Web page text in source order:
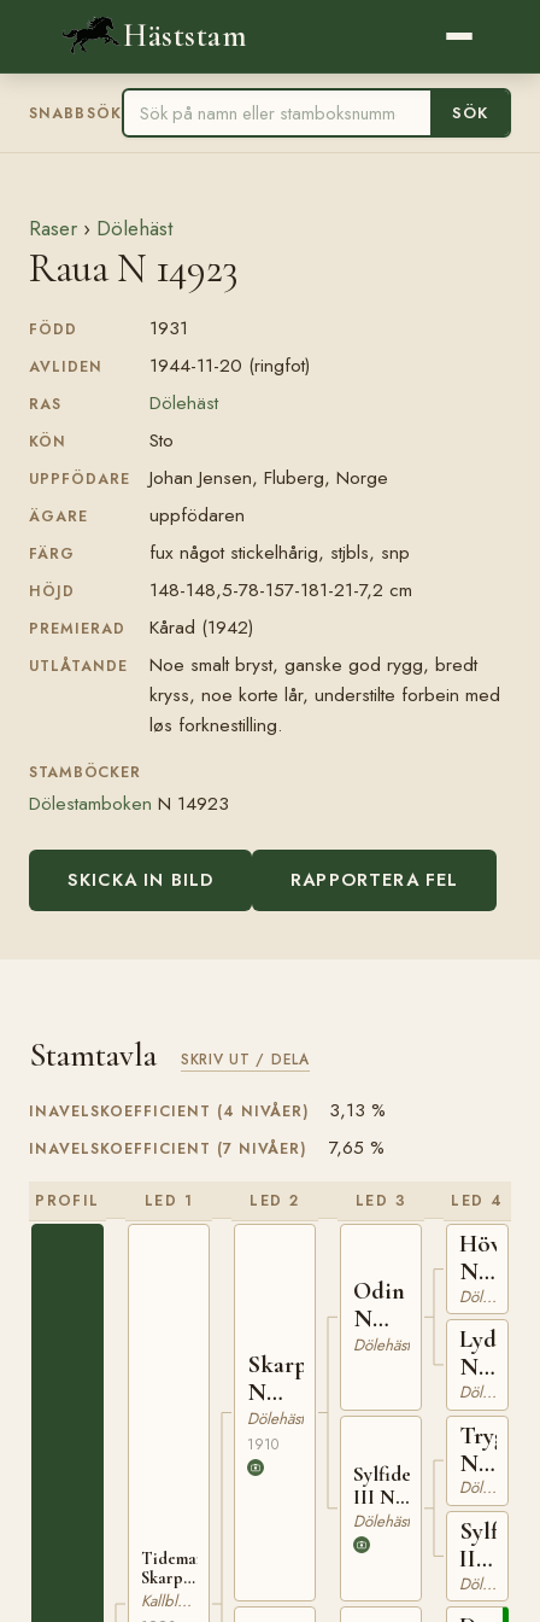
Häststam
SNABBSÖK SÖK
Raser › Dölehäst
Raua N 14923
FÖDD 1931
AVLIDEN 1944-11-20 (ringfot)
RAS Dölehäst
KÖN Sto
UPPFÖDARE Johan Jensen, Fluberg, Norge
ÄGARE uppfödaren
FÄRG fux något stickelhårig, stjbls, snp
HÖJD 148-148,5-78-157-181-21-7,2 cm
PREMIERAD Kårad (1942)
UTLÅTANDE
Noe smalt bryst, ganske god rygg, bredt
kryss, noe korte lår, understilte forbein med
løs forknestilling.
STAMBÖCKER
Dölestamboken N 14923
SKICKA IN BILD RAPPORTERA FEL
Stamtavla SKRIV UT / DELA
INAVELSKOEFFICIENT (4 NIVÅER) 3,13 %
INAVELSKOEFFICIENT (7 NIVÅER) 7,65 %
PROFIL LED 1
Tidemand
Skarphedin
(NO)
T-65
Kallblodig Travare
LED 2
Skarphedin
N
1039
Dölehäst
1910
LED 3
Odin
N
696
Dölehäst
Sylfiden
III N
3048
Dölehäst
LED 4
N
603
Dölehäst
Lydia
N
583Dölehäst
Trygg
N
359Dölehäst
II
T-
52
Dölehäst